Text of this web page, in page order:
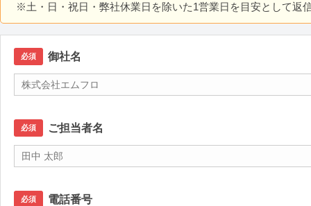
※土・日・祝日・弊社休業日を除いた1営業日を目安として返
必須 御社名
必須 ご担当者名
必須 電話番号